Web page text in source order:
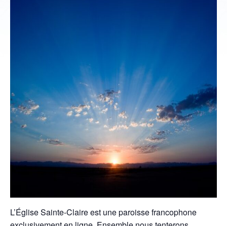
L’Église Sainte-Claire est une paroisse francophone